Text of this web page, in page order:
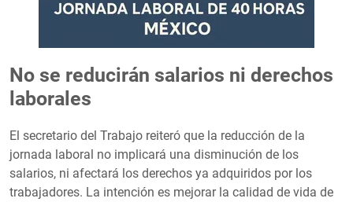
No se reducirán salarios ni derechos
laborales
El secretario del Trabajo reiteró que la reducción de la
jornada laboral no implicará una disminución de los
salarios, ni afectará los derechos ya adquiridos por los
trabajadores. La intención es mejorar la calidad de vida de